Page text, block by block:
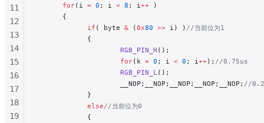
      for
(i = 0 ; i < 8 ; i ++ )
      {
            if
( byte & (0x80 >> i) ) //当前位为1
            {
                    RGB_PIN_H
();
                    for
(k = 0 ; i < 0 ; i ++); //0.75us
                    RGB_PIN_L
();
                    __NOP;__NOP;__NOP;__NOP;__NOP;
//
            }
            else
//当前位为0
            {
11
12
13
14
15
16
17
18
19